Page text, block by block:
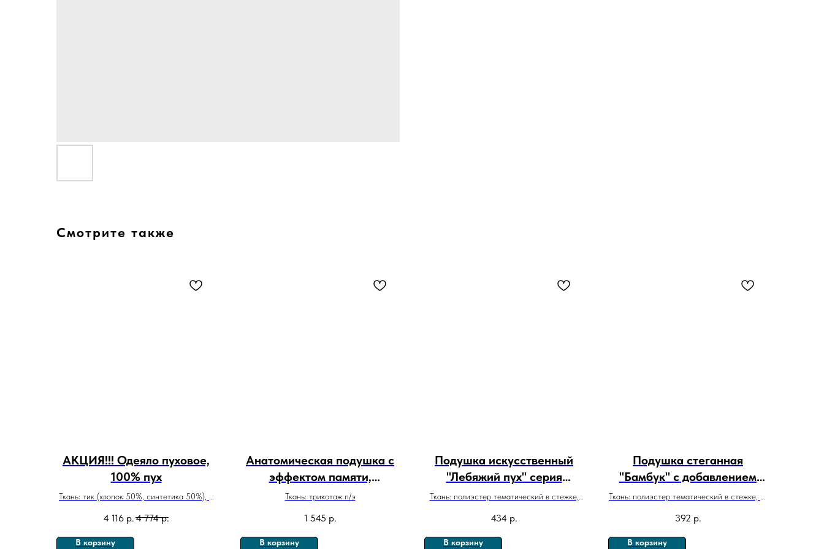
Смотрите также
АКЦИЯ!!! Одеяло пуховое,
100% пух
Ткань: тик (хлопок 50%, синтетика 50%), с
4 116 р.4 774 р.
В корзину
Анатомическая подушка с
эффектом памяти,
40х60х12см
Ткань: трикотаж п/э
1 545 р.
В корзину
Подушка искусственный
"Лебяжий пух" серия
"Лаванда"
Ткань: полиэстер тематический в стежке,
434 р.
В корзину
Подушка стеганная
"Бамбук" с добавлением
Бамбукового волокна
Ткань: полиэстер тематический в стежке, п/
392 р.
В корзину